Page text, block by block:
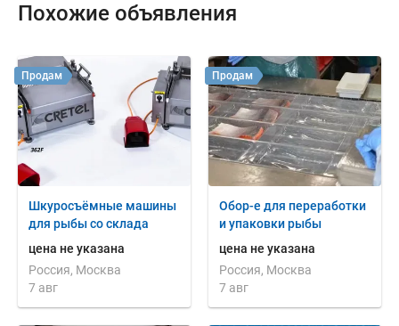
Похожие объявления
Шкуросъёмные машины
для рыбы со склада
цена не указана
Россия, Москва
7 авг
Продам
Обор-е для переработки
и упаковки рыбы
цена не указана
Россия, Москва
7 авг
Продам